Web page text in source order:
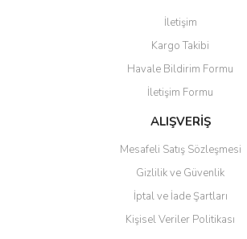
Ürün resmi kalitesiz, bozuk veya
Ürün açıklamasında eksik bilgiler bulunuyor.
Ürün bilgilerinde hatalar bulunuyor.
Ürün fiyatı diğer sitelerden daha pahalı.
İletişim
Kargo Takibi
Havale Bildirim Formu
İletişim Formu
ALIŞVERİŞ
Mesafeli Satış Sözleşmesi
Gizlilik ve Güvenlik
İptal ve İade Şartları
Kişisel Veriler Politikası